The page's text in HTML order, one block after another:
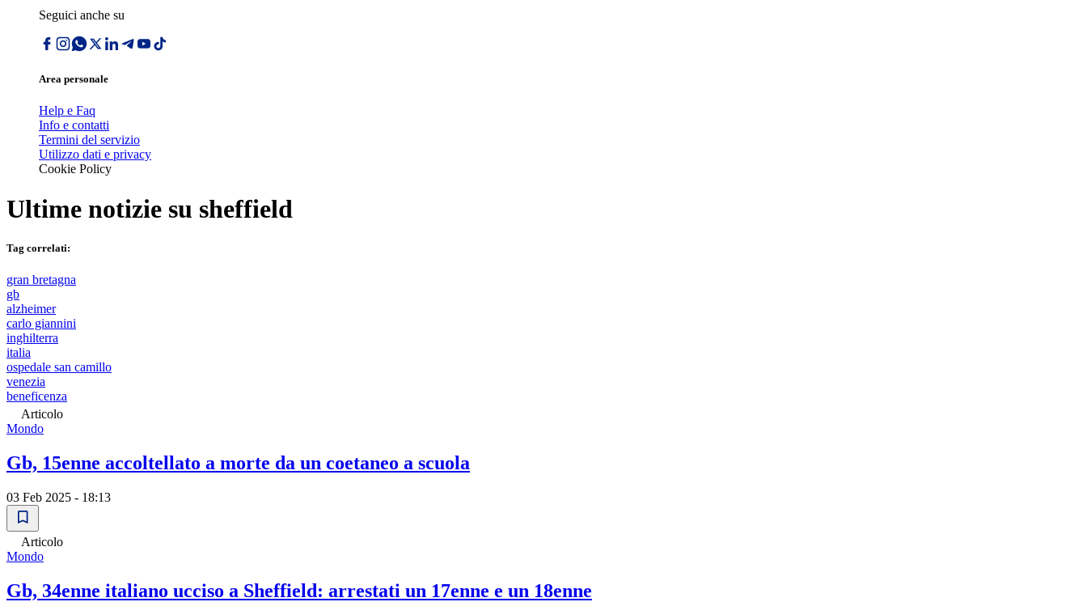
Seguici anche su
Area personale
Help e Faq
Info e contatti
Termini del servizio
Utilizzo dati e privacy
Cookie Policy
Ultime notizie su sheffield
Tag correlati:
gran bretagna
gb
alzheimer
carlo giannini
inghilterra
italia
ospedale san camillo
venezia
beneficenza
Articolo
Mondo
Gb, 15enne accoltellato a morte da un coetaneo a scuola
03 Feb 2025 - 18:13
Articolo
Mondo
Gb, 34enne italiano ucciso a Sheffield: arrestati un 17enne e un 18enne